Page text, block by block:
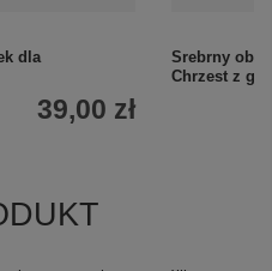
dla
39,00 zł
Srebrny
Chrzest z